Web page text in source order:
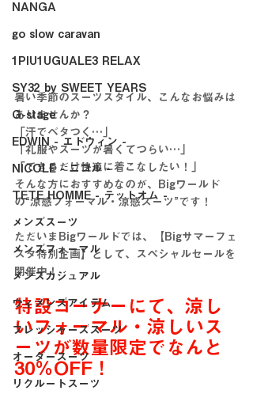
NANGA
go slow caravan
1PIU1UGUALE3 RELAX
SY32 by SWEET YEARS
G-stage
EDWIN - エドウィン -
NICOLE - ニコル -
TETE HOMME - テットオム -
メンズスーツ
メンズフォーマル
メンズカジュアル
ウィメンズアイテム
フレッシャーズスーツ
オーダースーツ
リクルートスーツ
暑い季節のスーツスタイル、こんなお悩みは
ありませんか？
「汗でベタつく…」
「礼服やスーツが暑くてつらい…」
「できるだけ快適に着こなしたい！」
そんな方におすすめなのが、Bigワールド
の“涼感フォーマル・涼感スーツ”です！
ただいまBigワールドでは、【Bigサマーフェ
スタ特別企画】として、スペシャルセールを
開催中！
特設コーナーにて、涼し
いフォーマル・涼しいス
ーツが数量限定でなんと
30％OFF！